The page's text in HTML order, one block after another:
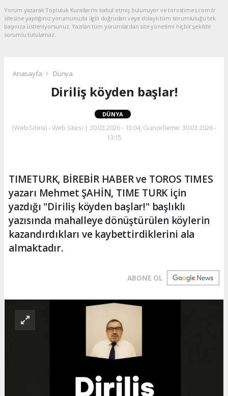
Yorum yazarak Topluluk Kuralları’nı kabul etmiş bulunuyor ve torostimes.com.tr
sitesine yaptığınız yorumunuzla ilgili doğrudan veya dolaylı tüm sorumluluğu tek
başınıza üstleniyorsunuz. Yazılan tüm yorumlardan site yönetimi hiçbir şekilde
sorumlu tutulamaz.
Anasayfa Dünya
Diriliş köyden başlar!
DÜNYA
(Web Sitesi) - Web Sitesi | 30.03.2026 - 13:04, Güncelleme: 30.03.2026 -
13:15
TIMETURK, BİREBİR HABER ve TOROS TIMES
yazarı Mehmet ŞAHİN, TIME TURK için
yazdığı "Diriliş köyden başlar!" başlıklı
yazısında mahalleye dönüştürülen köylerin
kazandırdıkları ve kaybettirdiklerini ala
almaktadır.
ABONE OL